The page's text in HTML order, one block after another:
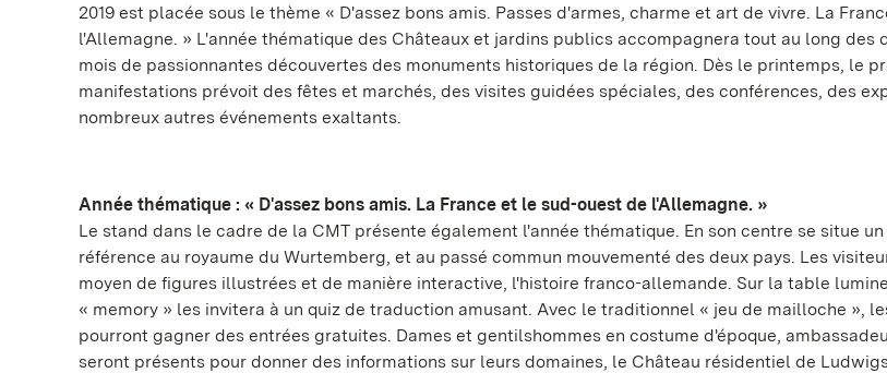
2019 est placée sous le thème « D'assez bons amis. Passes d'armes, charme et art de vivre. La
l'Allemagne. » L'année thématique des Châteaux et jardins publics accompagnera tout au long des
mois de passionnantes découvertes des monuments historiques de la région. Dès le printemps, le
manifestations prévoit des fêtes et marchés, des visites guidées spéciales, des conférences, des
nombreux autres événements exaltants.
Année thématique : « D'assez bons amis. La France et le sud-ouest de l'Allemagne. »
Le stand dans le cadre de la CMT présente également l'année thématique. En son centre se situe
référence au royaume du Wurtemberg, et au passé commun mouvementé des deux pays. Les
moyen de figures illustrées et de manière interactive, l'histoire franco-allemande. Sur la table
« memory » les invitera à un quiz de traduction amusant. Avec le traditionnel « jeu de mailloche »,
pourront gagner des entrées gratuites. Dames et gentilshommes en costume d'époque,
seront présents pour donner des informations sur leurs domaines, le Château résidentiel de